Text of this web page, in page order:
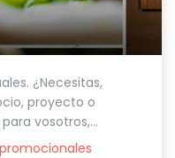
¿Necesitas,
proyecto o
vosotros,...